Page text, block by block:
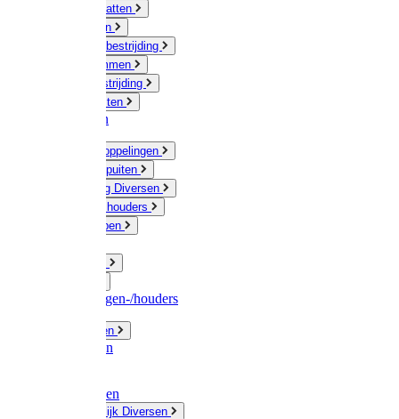
Muizen / Ratten
Drukspuiten
Ongediertebestrijding
Mollenklemmen
Onkruidbestrijding
Vliegenkasten
Meststoffen
Messing koppelingen
Gieters / Spuiten
Besproeiing Diversen
Slangen & houders
Waterpompen
Slangenwagen-/houders
Olie / Vetten
Chemicalien
Plasticzakken
Huishoudelijk Diversen